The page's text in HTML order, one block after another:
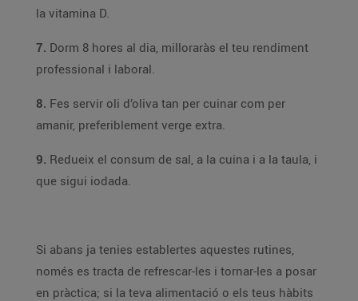
la vitamina D.
7. Dorm 8 hores al dia, milloraràs el teu rendiment
professional i laboral.
8. Fes servir oli d’oliva tan per cuinar com per
amanir, preferiblement verge extra.
9. Redueix el consum de sal, a la cuina i a la taula, i
que sigui iodada.
Si abans ja tenies establertes aquestes rutines,
només es tracta de refrescar-les i tornar-les a posar
en pràctica; si la teva alimentació o els teus hàbits